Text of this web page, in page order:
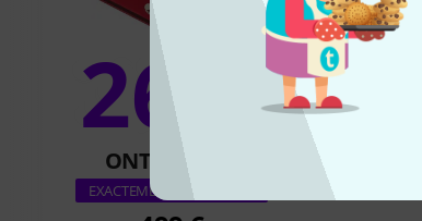
26%
ONT ACHETÉ
EXACTEMENT CE PRODUIT